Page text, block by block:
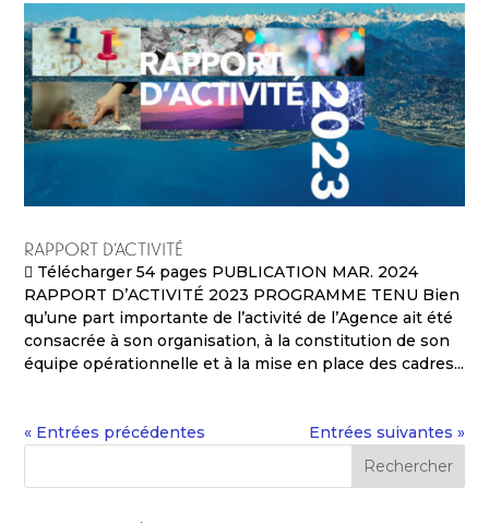
RAPPORT D’ACTIVITÉ
 Télécharger 54 pages PUBLICATION MAR. 2024
RAPPORT D’ACTIVITÉ 2023 PROGRAMME TENU Bien
qu’une part importante de l’activité de l’Agence ait été
consacrée à son organisation, à la constitution de son
équipe opérationnelle et à la mise en place des cadres...
« Entrées précédentes
Entrées suivantes »
Rechercher